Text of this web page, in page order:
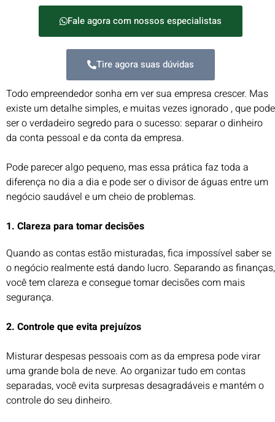
Fale agora com nossos especialistas
Tire agora suas dúvidas
Todo empreendedor sonha em ver sua empresa crescer. Mas
existe um detalhe simples, e muitas vezes ignorado , que pode
ser o verdadeiro segredo para o sucesso: separar o dinheiro
da conta pessoal e da conta da empresa.
Pode parecer algo pequeno, mas essa prática faz toda a
diferença no dia a dia e pode ser o divisor de águas entre um
negócio saudável e um cheio de problemas.
1. Clareza para tomar decisões
Quando as contas estão misturadas, fica impossível saber se
o negócio realmente está dando lucro. Separando as finanças,
você tem clareza e consegue tomar decisões com mais
segurança.
2. Controle que evita prejuízos
Misturar despesas pessoais com as da empresa pode virar
uma grande bola de neve. Ao organizar tudo em contas
separadas, você evita surpresas desagradáveis e mantém o
controle do seu dinheiro.